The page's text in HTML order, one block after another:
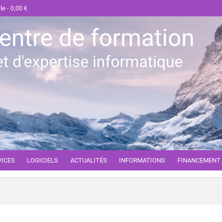
0,00 €
LOGICIELS ACTUALITÉS INFORMATIONS FINANCEMENT